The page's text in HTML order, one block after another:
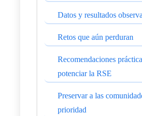
Datos y resultados
Retos que aún perduran
Recomendaciones
potenciar la RSE
Preservar a las
prioridad